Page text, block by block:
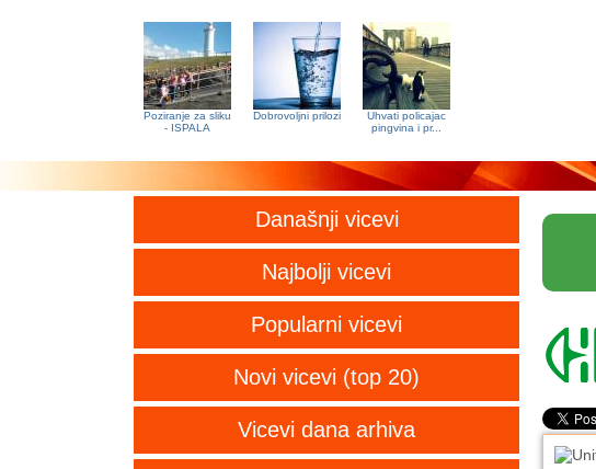
Poziranje za sliku
- ISPALA
Dobrovoljni prilozi
Uhvati policajac
pingvina i pr...
Današnji vicevi
Najbolji vicevi
Popularni vicevi
Novi vicevi (top 20)
Vicevi dana arhiva